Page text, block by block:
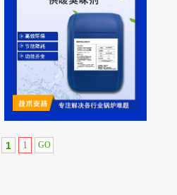
1 1